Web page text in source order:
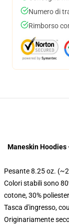
Numero di
Rimborso
modname=ckeditor
Maneskin Hoodies
Pesante 8.25 oz.
Colori stabili sono
cotone, 30%
Tasca d'ingresso,
Originariamente